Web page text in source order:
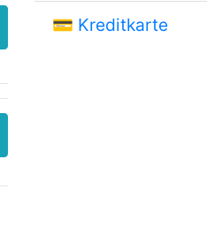
💳 Kreditkarte